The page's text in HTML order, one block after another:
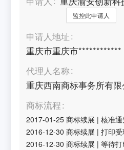
监控此申请人
申请人地址
重庆市重庆市************
代理人名称
重庆西南商标事务所有限
商标流程
2017-01-25 商标续展 |核准
2016-12-30 商标续展 |打印
2016-12-30 商标续展 |等待